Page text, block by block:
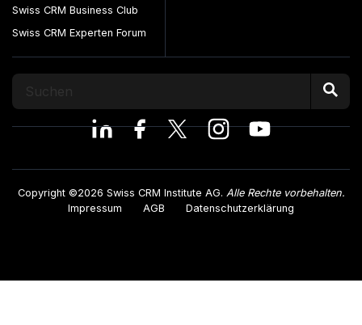
Swiss CRM Business Club
Swiss CRM Experten Forum
Copyright ©2026 Swiss CRM Institute AG. Alle Rechte vorbehalten.
Impressum
AGB Datenschutzerklärung